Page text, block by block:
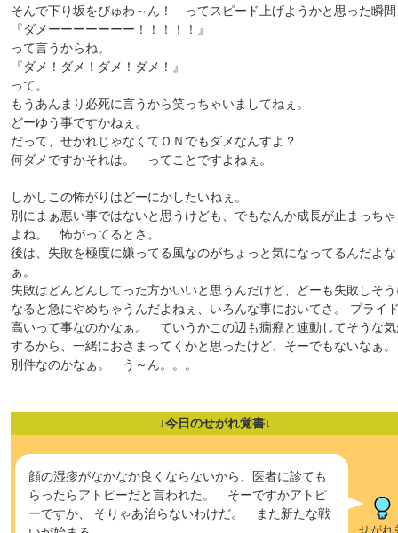
そんで下り坂をびゅわ～ん！ ってスピード上げようかと思った瞬
『ダメーーーーーーー！！！！！』
って言うからね。
『ダメ！ダメ！ダメ！ダメ！』
って。
もうあんまり必死に言うから笑っちゃいましてねぇ。
どーゆう事ですかねぇ。
だって、せがれじゃなくてＯＮでもダメなんすよ？
何ダメですかそれは。 ってことですよねぇ。
しかしこの怖がりはどーにかしたいねぇ。
別にまぁ悪い事ではないと思うけども、でもなんか成長が止まっち
よね。 怖がってるとさ。
後は、失敗を極度に嫌ってる風なのがちょっと気になってるんだよな
ぁ。
失敗はどんどんしてった方がいいと思うんだけど、どーも失敗しそ
なると急にやめちゃうんだよねぇ、いろんな事においてさ。 プライ
高いって事なのかなぁ。 ていうかこの辺も癇癪と連動してそうな
するから、一緒におさまってくかと思ったけど、そーでもないな
別件なのかなぁ。 う～ん。。。
↓今日のせがれ覚書↓
顔の湿疹がなかなか良くならないから、医者に診ても
らったらアトピーだと言われた。 そーですかアトピ
ーですか、 そりゃあ治らないわけだ。 また新たな戦
せがれ